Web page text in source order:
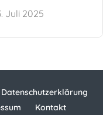
Juli 2025
Datenschutzerklärung
Kontakt